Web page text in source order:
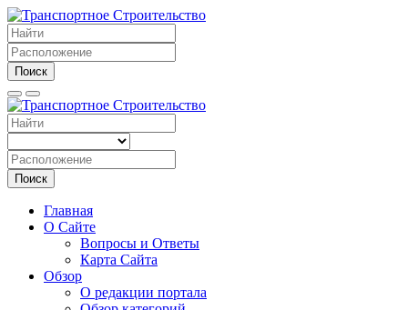
Поиск
Поиск
Главная
О Сайте
Вопросы и Ответы
Карта Сайта
Обзор
О редакции портала